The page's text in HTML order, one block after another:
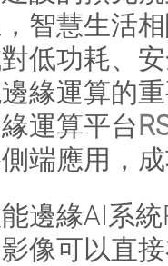
智慧生活
低功耗、
緣運算的
運算平台
端應用，
邊緣AI系
像可以直